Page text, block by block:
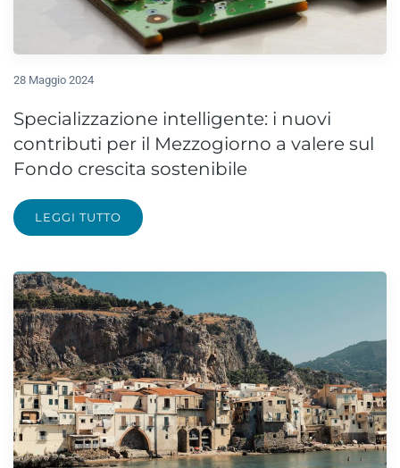
28 Maggio 2024
Specializzazione intelligente: i nuovi
contributi per il Mezzogiorno a valere sul
Fondo crescita sostenibile
LEGGI TUTTO